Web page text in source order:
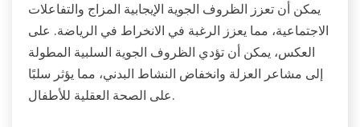
يمكن أن تعزز الظروف الجوية الإيجابية المزاج والتفاعلات
الاجتماعية، مما يعزز الرغبة في الانخراط في الرياضة. على
العكس، يمكن أن تؤدي الظروف الجوية السلبية المطولة
إلى مشاعر العزلة وانخفاض النشاط البدني، مما يؤثر سلبًا
على الصحة العقلية للأطفال.